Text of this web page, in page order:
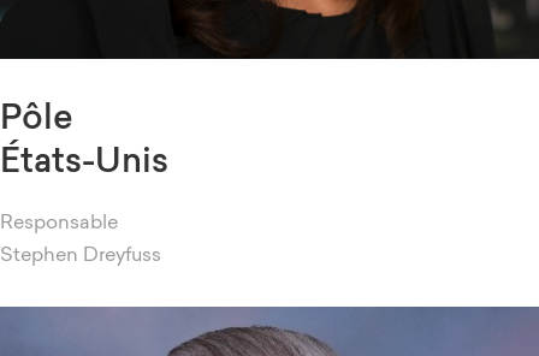
Pôle
États-Unis
Responsable
Stephen Dreyfuss